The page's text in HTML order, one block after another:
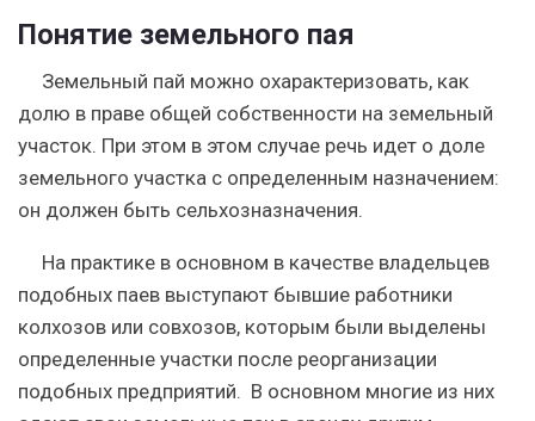
Понятие земельного пая
Земельный пай можно охарактеризовать, как
долю в праве общей собственности на земельный
участок. При этом в этом случае речь идет о доле
земельного участка с определенным назначением:
он должен быть сельхозназначения.
На практике в основном в качестве владельцев
подобных паев выступают бывшие работники
колхозов или совхозов, которым были выделены
определенные участки после реорганизации
подобных предприятий. В основном многие из них